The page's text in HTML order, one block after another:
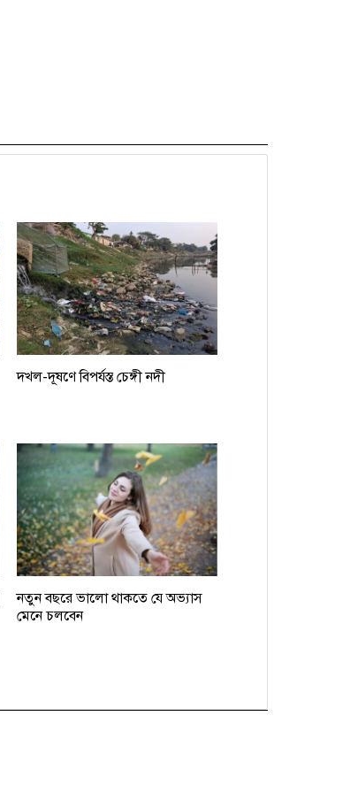
দখল-দূষণে বিপর্যস্ত চেঙ্গী নদী
নতুন বছরে ভালো থাকতে যে অভ্যাস
মেনে চলবেন